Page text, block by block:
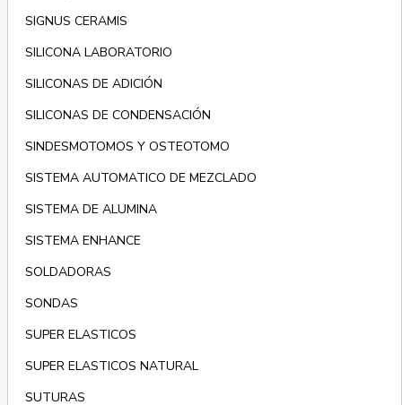
SIGNUS CERAMIS
SILICONA LABORATORIO
SILICONAS DE ADICIÓN
SILICONAS DE CONDENSACIÓN
SINDESMOTOMOS Y OSTEOTOMO
SISTEMA AUTOMATICO DE MEZCLADO
SISTEMA DE ALUMINA
SISTEMA ENHANCE
SOLDADORAS
SONDAS
SUPER ELASTICOS
SUPER ELASTICOS NATURAL
SUTURAS